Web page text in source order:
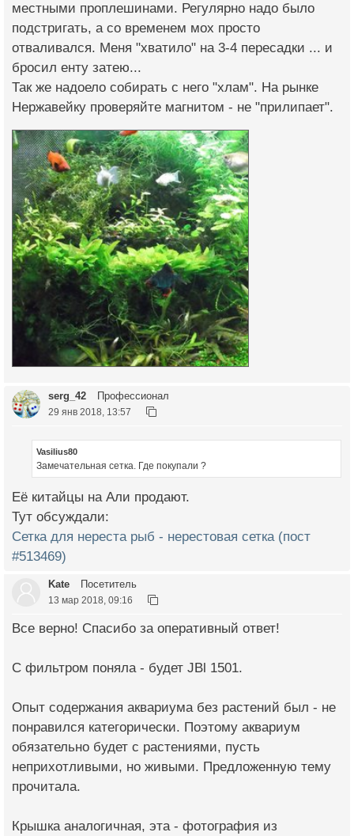
местными проплешинами. Регулярно надо было
подстригать, а со временем мох просто
отваливался. Меня "хватило" на 3-4 пересадки ... и
бросил енту затею...
Так же надоело собирать с него "хлам". На рынке
Нержавейку проверяйте магнитом - не "прилипает".
serg_42 Профессионал
29 янв 2018, 13:57
Vasilius80
Замечательная сетка. Где покупали ?
Её китайцы на Али продают.
Тут обсуждали:
Сетка для нереста рыб - нерестовая сетка (пост
#513469)
Kate Посетитель
13 мар 2018, 09:16
Все верно! Спасибо за оперативный ответ!
С фильтром поняла - будет JBl 1501.
Опыт содержания аквариума без растений был - не
понравился категорически. Поэтому аквариум
обязательно будет с растениями, пусть
неприхотливыми, но живыми. Предложенную тему
прочитала.
Крышка аналогичная, эта - фотография из